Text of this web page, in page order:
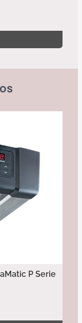
P Serie